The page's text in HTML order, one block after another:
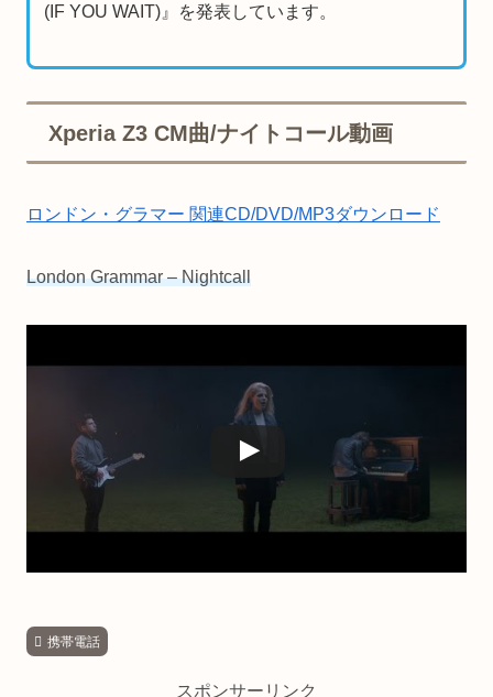
(IF YOU WAIT)』を発表しています。
Xperia Z3 CM曲/ナイトコール動画
ロンドン・グラマー 関連CD/DVD/MP3ダウンロード
London Grammar – Nightcall
携帯電話
スポンサーリンク